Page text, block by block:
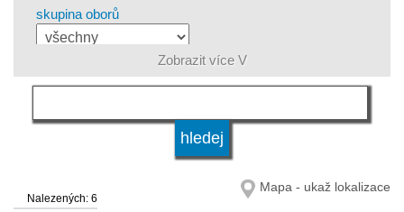
skupina oborů
jazyk
status vysoké školy
Zobrazit více V
Nalezených: 6
Mapa - ukaž lokalizace